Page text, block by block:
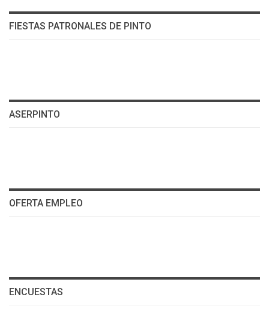
FIESTAS PATRONALES DE PINTO
ASERPINTO
OFERTA EMPLEO
ENCUESTAS